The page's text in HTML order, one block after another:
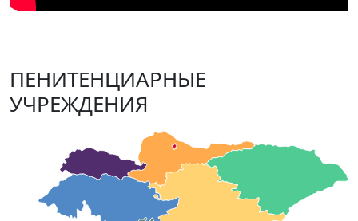
ПЕНИТЕНЦИАРНЫЕ
УЧРЕЖДЕНИЯ